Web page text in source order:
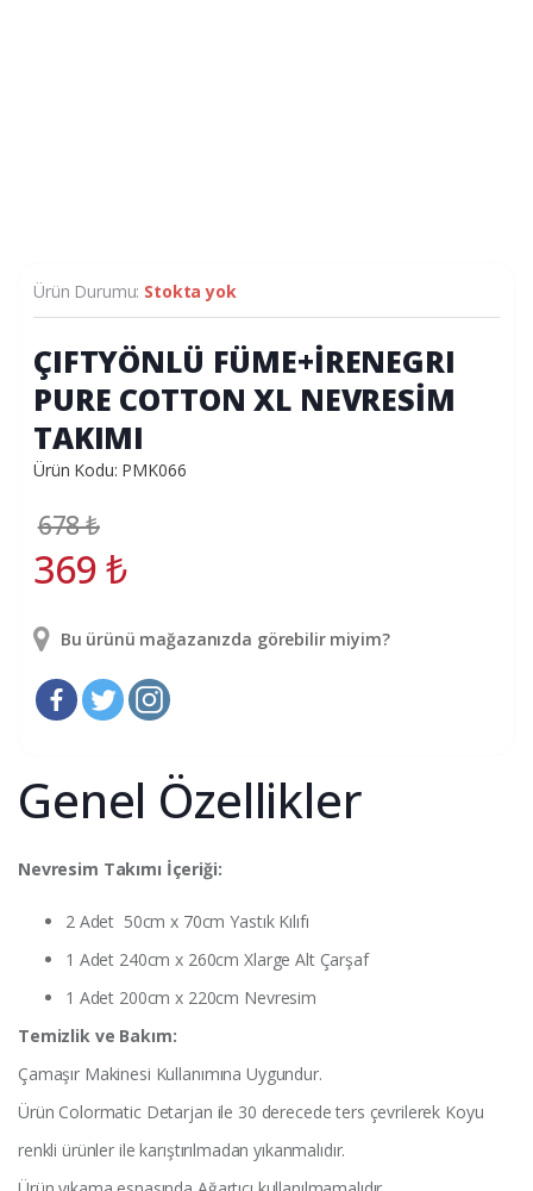
Ürün Durumu: Stokta yok
ÇIFTYÖNLÜ FÜME+İRENEGRI
PURE COTTON XL NEVRESİM
TAKIMI
Ürün Kodu: PMK066
678₺
369₺
Bu ürünü mağazanızda görebilir miyim?
Genel Özellikler
Nevresim Takımı İçeriği:
2 Adet 50cm x 70cm Yastık Kılıfı
1 Adet 240cm x 260cm Xlarge Alt Çarşaf
1 Adet 200cm x 220cm Nevresim
Temizlik ve Bakım:
Çamaşır Makinesi Kullanımına Uygundur.
Ürün Colormatic Detarjan ile 30 derecede ters çevrilerek Koyu
renkli ürünler ile karıştırılmadan yıkanmalıdır.